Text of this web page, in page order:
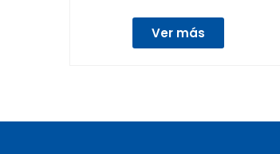
Ver más